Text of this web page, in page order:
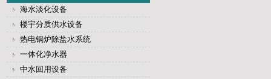
海水淡化设备
楼宇分质供水设备
热电锅炉除盐水系统
一体化净水器
中水回用设备